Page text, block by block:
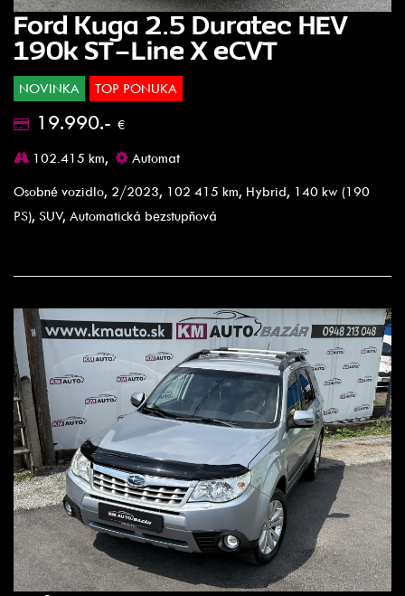
Ford Kuga 2.5 Duratec HEV
190k ST-Line X eCVT
NOVINKA TOP PONUKA
19.990.- €
102.415 km,
Automat
Osobné vozidlo, 2/2023, 102 415 km, Hybrid, 140 kw (190
PS), SUV, Automatická bezstupňová